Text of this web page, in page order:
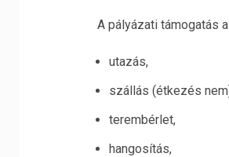
A pályázati támogatás
utazás,
szállás (étkezés
terembérlet,
hangosítás,